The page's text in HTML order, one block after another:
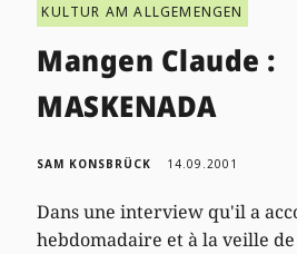
KULTUR AM ALLGEMENGEN
Mangen Claude :
MASKENADA
SAM KONSBRÜCK 14.09.2001
Dans une interview qu'il a
hebdomadaire et à la veille